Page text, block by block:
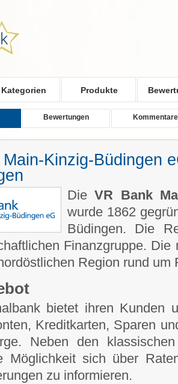
Kategorien Produkte
Bewertungen Kommentare
Kinzig-Büdingen
DieVR Bank
wurde 1862
Büdingen. Die
Finanzgruppe.
Region rund um
bietet ihren Kunden
Kreditkarten, Sparen
Neben den
Möglichkeit sich über
zu informieren.